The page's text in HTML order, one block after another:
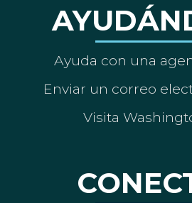
Ayuda con una
Enviar un correo
Visita